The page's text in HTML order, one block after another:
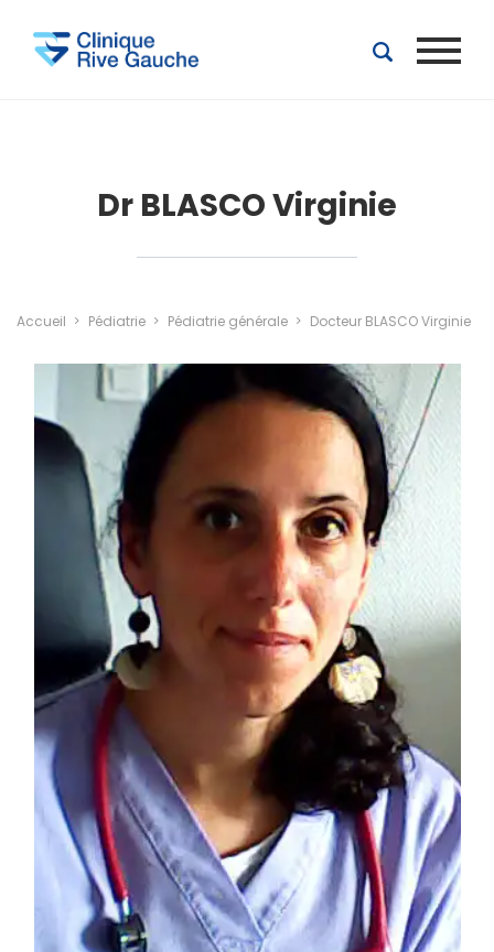
Dr BLASCO Virginie
Accueil Pédiatrie Pédiatrie générale Docteur BLASCO Virginie